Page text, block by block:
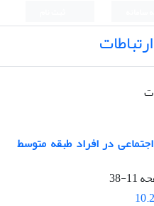
در افراد طبقه متوسط
11-38